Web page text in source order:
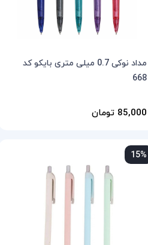
مداد نوکی 0.7 میلی متری بایکو کد
668
85,000 تومان
15%